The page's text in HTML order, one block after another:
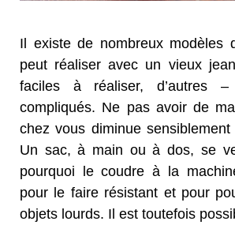
Il existe de nombreux modèles
peut réaliser avec un vieux
faciles à réaliser, d’autres
compliqués. Ne pas avoir de
chez vous diminue
Un sac, à main ou à dos, se
pourquoi le coudre à la
pour le faire résistant et pour
objets lourds. Il est toutefois